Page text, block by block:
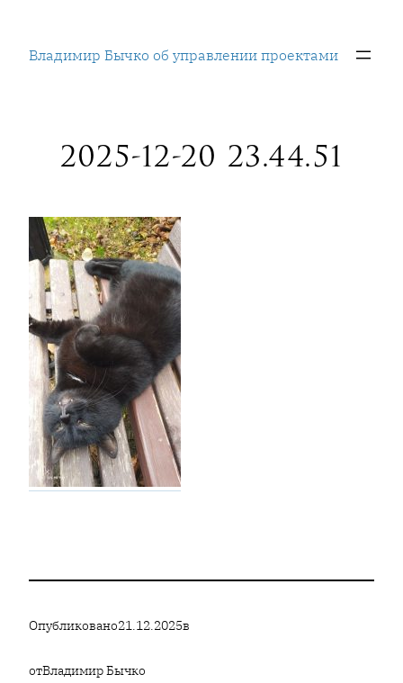
содержимому
Владимир Бычко об управлении проектами
2025-12-20 23.44.51
Опубликовано21.12.2025в
отВладимир Бычко